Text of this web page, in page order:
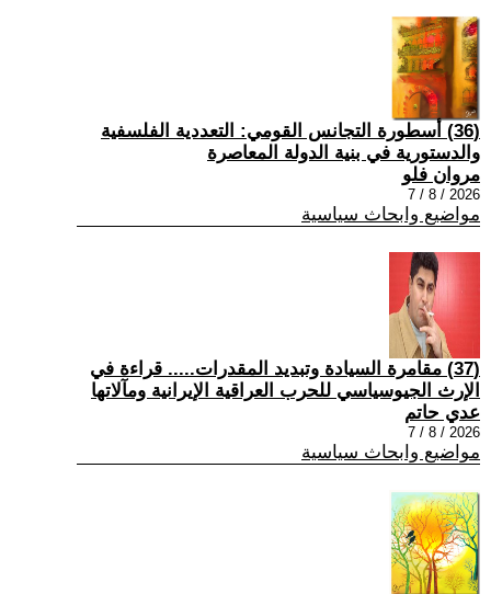
(36) أسطورة التجانس القومي: التعددية الفلسفية
والدستورية في بنية الدولة المعاصرة
مروان فلو
2026 / 8 / 7
مواضيع وابحاث سياسية
(37) مقامرة السيادة وتبديد المقدرات..... قراءة في
الإرث الجيوسياسي للحرب العراقية الإيرانية ومآلاتها
عدي حاتم
2026 / 8 / 7
مواضيع وابحاث سياسية